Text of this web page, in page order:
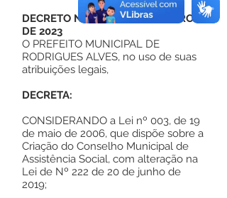
DECRETO Nº DE 12 DE SETEMBRO
DE 2023
O PREFEITO MUNICIPAL DE
RODRIGUES ALVES, no uso de suas
atribuições legais,
DECRETA:
CONSIDERANDO a Lei nº 003, de 19
de maio de 2006, que dispõe sobre a
Criação do Conselho Municipal de
Assistência Social, com alteração na
Lei de Nº 222 de 20 de junho de
2019;